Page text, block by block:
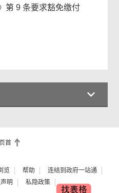
第 9 条要求豁免缴付
首
览 帮助
连结到政府一站通
明 私隐政策